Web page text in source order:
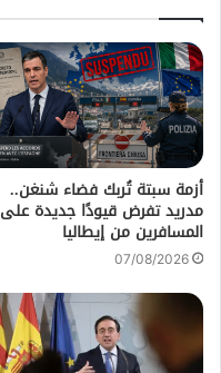
أزمة سبتة تُربك فضاء شنغن..
مدريد تفرض قيودًا جديدة على
المسافرين من إيطاليا
07/08/2026